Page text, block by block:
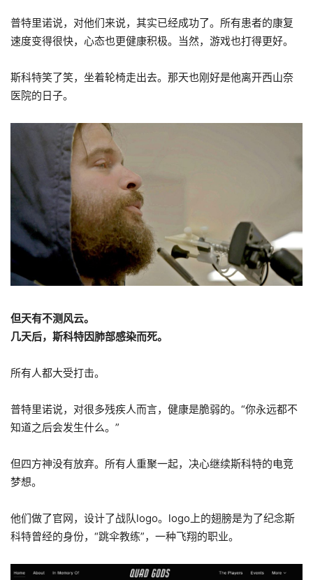
普特里诺说，对他们来说，其实已经成功了。所有患者的康复
速度变得很快，心态也更健康积极。当然，游戏也打得更好。
斯科特笑了笑，坐着轮椅走出去。那天也刚好是他离开西山奈
医院的日子。
但天有不测风云。
几天后，斯科特因肺部感染而死。
所有人都大受打击。
普特里诺说，对很多残疾人而言，健康是脆弱的。“你永远都不
知道之后会发生什么。”
但四方神没有放弃。所有人重聚一起，决心继续斯科特的电竞
梦想。
他们做了官网，设计了战队logo。logo上的翅膀是为了纪念斯
科特曾经的身份，“跳伞教练”，一种飞翔的职业。